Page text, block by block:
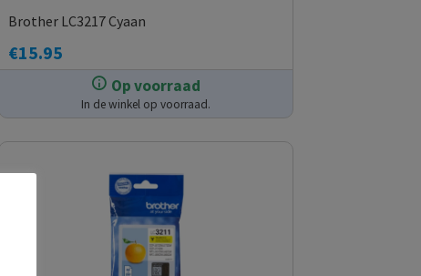
Op voorraad
In de winkel op voorraad.
Brother LC3217 Cyaan
€15.95